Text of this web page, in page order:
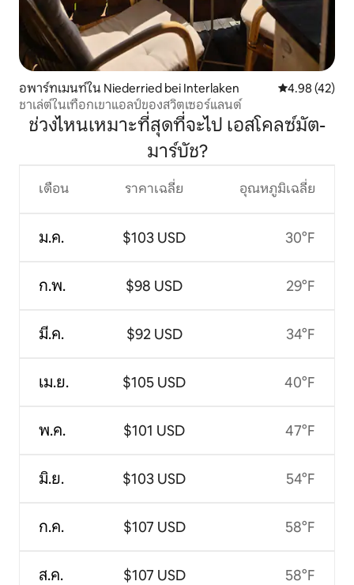
อพาร์ทเมนท์ใน Niederried bei Interlaken คะแนนเฉลี่ย
4.98 (42)
ชาเล่ต์ในเทือกเขาแอลป์ของสวิตเซอร์แลนด์
ช่วงไหนเหมาะที่สุดที่จะไป เอสโคลซ์มัต-
มาร์บัช?
เดือน
ม.ค.
ก.พ.
มี.ค.
เม.ย.
พ.ค.
มิ.ย.
ก.ค.
ส.ค.
ราคาเฉลี่ย
$103 USD
$98 USD
$92 USD
$105 USD
$101 USD
$103 USD
$107 USD
$107 USD
อุณหภูมิเฉลี่ย
30°F
29°F
34°F
40°F
47°F
54°F
58°F
58°F